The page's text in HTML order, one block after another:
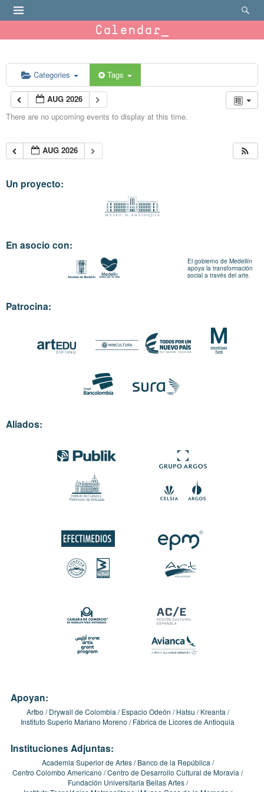
Calendar
Categories Tags
AUG 2026
There are no upcoming events to display at this time.
AUG 2026
Un proyecto:
En asocio con:
El gobierno de Medellín
apoya la transformación
social a través del arte.
Patrocina:
Aliados:
Apoyan:
Artbo Drywall de Colombia Espacio Odeón Hatsu
Kreanta
Instituto Superio Mariano Moreno
Fábrica de Licores de Antioquia
Instituciones Adjuntas:
Academia Superior de Artes
Banco de la República
Centro Colombo Americano Centro de Desarrollo Cultural de Moravia
Fundación Universitaria Bellas Artes